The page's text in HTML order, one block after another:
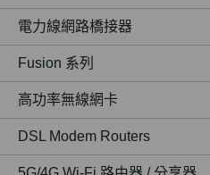
電力線網路橋接器
Fusion 系列
高功率無線網卡
DSL Modem Routers